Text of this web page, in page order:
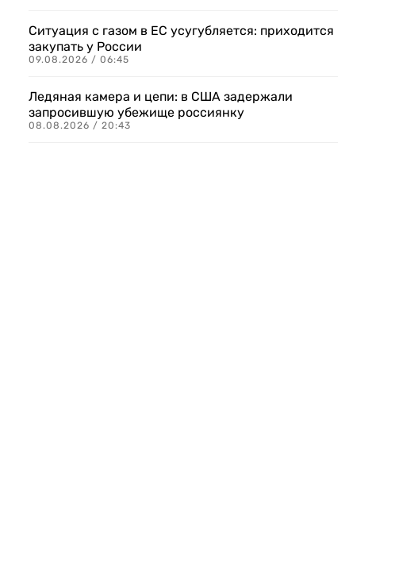
Ситуация с газом в ЕС усугубляется: приходится
закупать у России
09.08.2026 / 06:45
Ледяная камера и цепи: в США задержали
запросившую убежище россиянку
08.08.2026 / 20:43